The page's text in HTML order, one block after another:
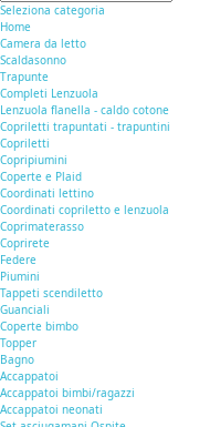
Seleziona categoria
Home
Camera da letto
Scaldasonno
Trapunte
Completi Lenzuola
Lenzuola flanella - caldo cotone
Copriletti trapuntati - trapuntini
Copriletti
Copripiumini
Coperte e Plaid
Coordinati lettino
Coordinati copriletto e lenzuola
Coprimaterasso
Coprirete
Federe
Piumini
Tappeti scendiletto
Guanciali
Coperte bimbo
Topper
Bagno
Accappatoi
Accappatoi bimbi/ragazzi
Accappatoi neonati